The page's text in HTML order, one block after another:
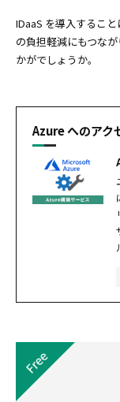
IDaaS を導入するこ
の負担軽減にもつな
かがでしょうか。
Azure へのアク